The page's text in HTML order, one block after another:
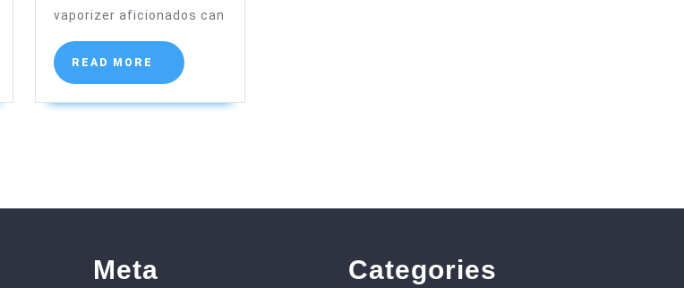
vaporizer aficionados can
READ MORE
READ
MORE
Meta Categories